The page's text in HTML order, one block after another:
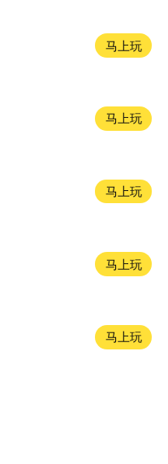
马上玩
马上玩
马上玩
马上玩
马上玩